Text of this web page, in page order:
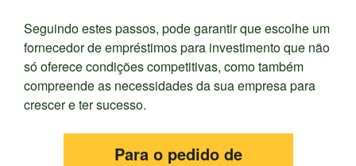
Seguindo estes passos, pode garantir que escolhe um
fornecedor de empréstimos para investimento que não
só oferece condições competitivas, como também
compreende as necessidades da sua empresa para
crescer e ter sucesso.
Para o pedido de